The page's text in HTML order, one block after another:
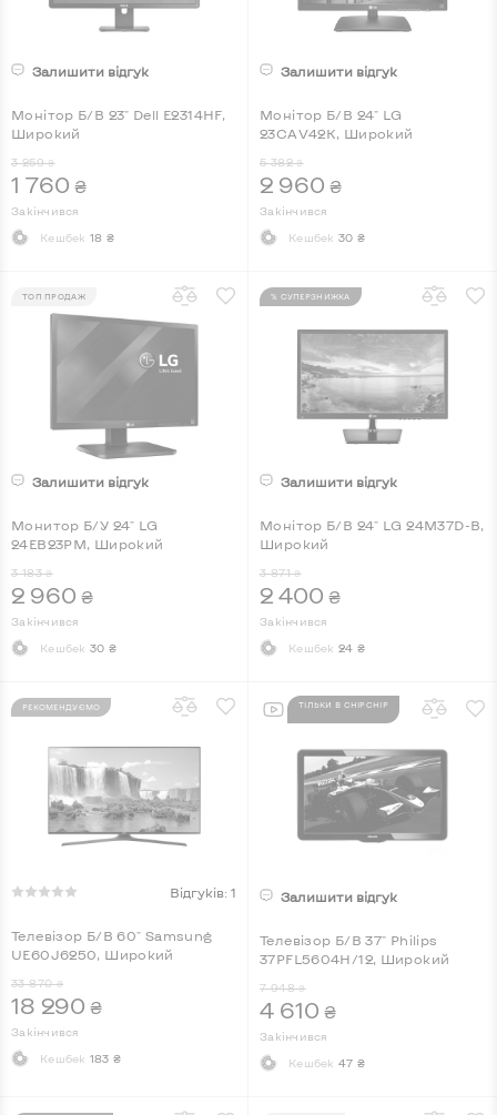
Залишити відгук
Монітор Б/В 23" Dell E2314HF,
Широкий
3 259 ₴
1 760 ₴
Закінчився
Кешбек 18 ₴
Залишити відгук
Монітор Б/В 24" LG
23CAV42K, Широкий
5 382 ₴
2 960 ₴
Закінчився
Кешбек 30 ₴
ТОП ПРОДАЖ
Залишити відгук
Монитор Б/У 24" LG
24EB23PM, Широкий
3 183 ₴
2 960 ₴
Закінчився
Кешбек 30 ₴
% СУПЕРЗНИЖКА
Залишити відгук
Монітор Б/В 24" LG 24M37D-B,
Широкий
3 871 ₴
2 400 ₴
Закінчився
Кешбек 24 ₴
РЕКОМЕНДУЄМО
Відгуків: 1
Телевізор Б/В 60" Samsung
UE60J6250, Широкий
33 870 ₴
18 290 ₴
Закінчився
Кешбек 183 ₴
ТІЛЬКИ В CHIPCHIP
Залишити відгук
Телевізор Б/В 37" Philips
37PFL5604H/12, Широкий
7 948 ₴
4 610 ₴
Закінчився
Кешбек 47 ₴